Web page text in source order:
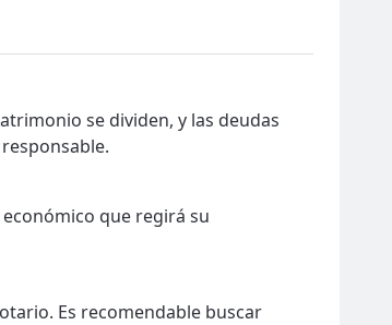
se dividen, y las deudas
que regirá su
Es recomendable buscar